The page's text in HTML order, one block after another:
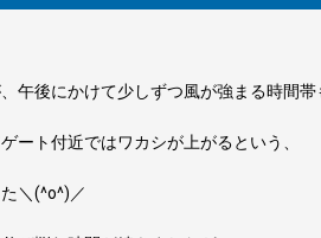
午後にかけて少しずつ風が強まる時間帯
ート付近ではワカシが上がるという、
＼(^o^)／